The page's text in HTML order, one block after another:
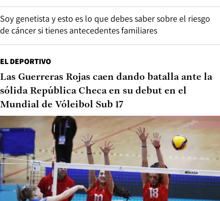
Soy genetista y esto es lo que debes saber sobre el riesgo
de cáncer si tienes antecedentes familiares
EL DEPORTIVO
Las Guerreras Rojas caen dando batalla ante la
sólida República Checa en su debut en el
Mundial de Vóleibol Sub 17